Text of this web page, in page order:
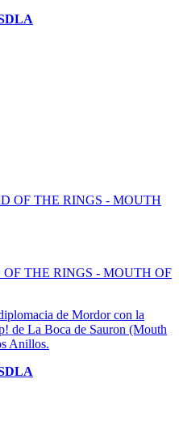
THE RINGS - MOUTH OF
de Mordor con la
de La Boca de Sauron (Mouth
Anillos.